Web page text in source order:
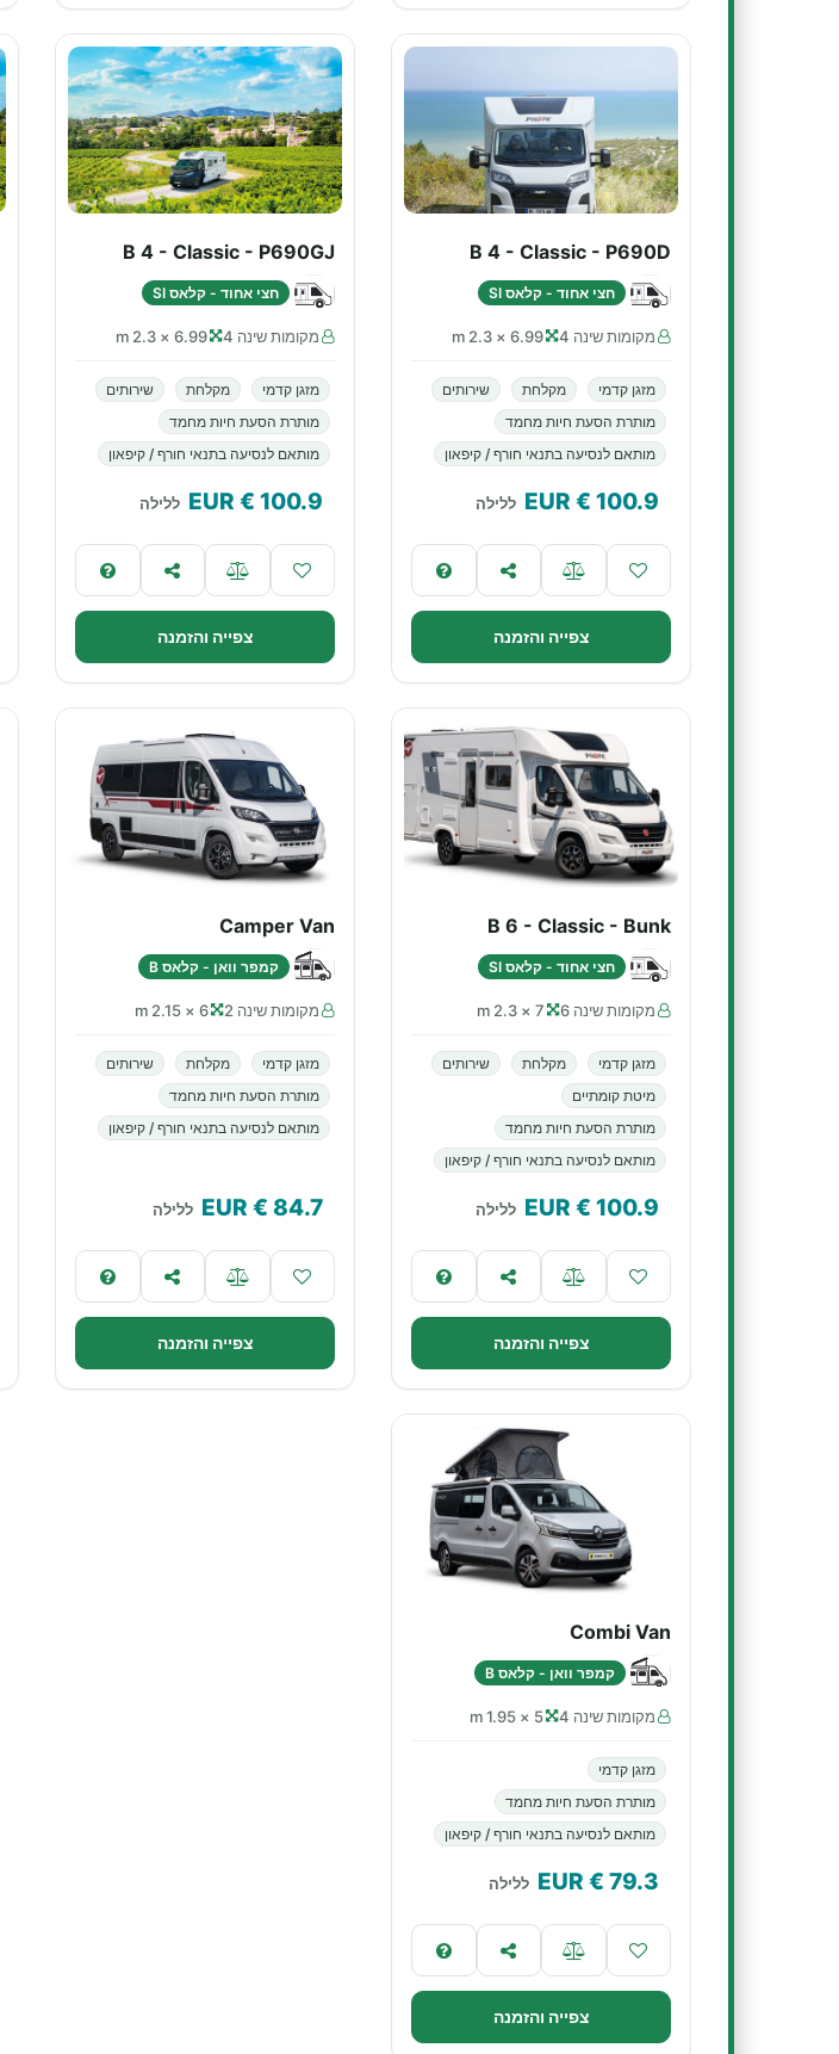
B 4 - Classic - P690D
חצי אחוד - קלאס SI
מקומות שינה 4 6.99 × 2.3 m
מזגן קדמי מקלחת
שירותים
מותרת הסעת חיות מחמד
מותאם לנסיעה בתנאי חורף / קיפאון
100.9
€ EUR ללילה
צפייה והזמנה
B 4 - Classic - P690GJ
חצי אחוד - קלאס SI
מקומות שינה 4 6.99 × 2.3 m
מזגן קדמי מקלחת
שירותים
מותרת הסעת חיות מחמד
מותאם לנסיעה בתנאי חורף / קיפאון
100.9
€ EUR ללילה
צפייה והזמנה
B 6 - Classic - Bunk
חצי אחוד - קלאס SI
מקומות שינה 6 7 × 2.3 m
מזגן קדמי מקלחת
שירותים
מיטת קומתיים
מותרת הסעת חיות מחמד
מותאם לנסיעה בתנאי חורף / קיפאון
100.9
€ EUR ללילה
צפייה והזמנה
Camper Van
קמפר וואן - קלאס B
מקומות שינה 2 6 × 2.15 m
מזגן קדמי מקלחת
שירותים
מותרת הסעת חיות מחמד
מותאם לנסיעה בתנאי חורף / קיפאון
84.7
€ EUR ללילה
צפייה והזמנה
Combi Van
קמפר וואן - קלאס B
מקומות שינה 4 5 × 1.95 m
מזגן קדמי
מותרת הסעת חיות מחמד
מותאם לנסיעה בתנאי חורף / קיפאון
79.3
€ EUR ללילה
צפייה והזמנה